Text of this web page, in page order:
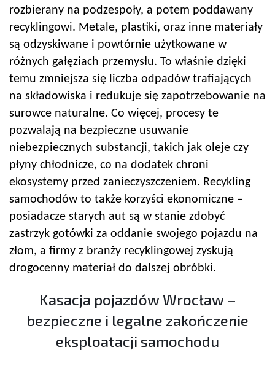
rozbierany na podzespoły, a potem poddawany
recyklingowi. Metale, plastiki, oraz inne materiały
są odzyskiwane i powtórnie użytkowane w
różnych gałęziach przemysłu. To właśnie dzięki
temu zmniejsza się liczba odpadów trafiających
na składowiska i redukuje się zapotrzebowanie na
surowce naturalne. Co więcej, procesy te
pozwalają na bezpieczne usuwanie
niebezpiecznych substancji, takich jak oleje czy
płyny chłodnicze, co na dodatek chroni
ekosystemy przed zanieczyszczeniem. Recykling
samochodów to także korzyści ekonomiczne –
posiadacze starych aut są w stanie zdobyć
zastrzyk gotówki za oddanie swojego pojazdu na
złom, a firmy z branży recyklingowej zyskują
drogocenny materiał do dalszej obróbki.
Kasacja pojazdów Wrocław –
bezpieczne i legalne zakończenie
eksploatacji samochodu